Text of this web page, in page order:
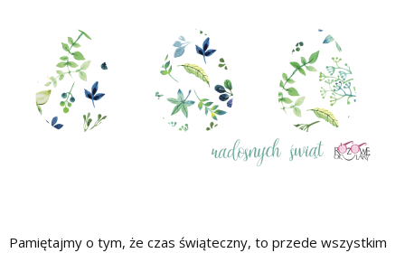
Pamiętajmy o tym, że czas świąteczny, to przede wszystkim